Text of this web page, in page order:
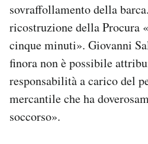
sovraffollamento della
ricostruzione della Procura
cinque minuti». Giovanni
finora non è possibile
responsabilità a carico del
mercantile che ha
soccorso».